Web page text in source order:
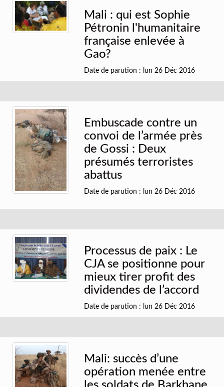
Mali : qui est Sophie
Pétronin l'humanitaire
française enlevée à
Gao?
Date de parution : lun 26 Déc 2016
Embuscade contre un
convoi de l’armée près
de Gossi : Deux
présumés terroristes
abattus
Date de parution : lun 26 Déc 2016
Processus de paix : Le
CJA se positionne pour
mieux tirer profit des
dividendes de l’accord
Date de parution : lun 26 Déc 2016
Mali: succès d’une
opération menée entre